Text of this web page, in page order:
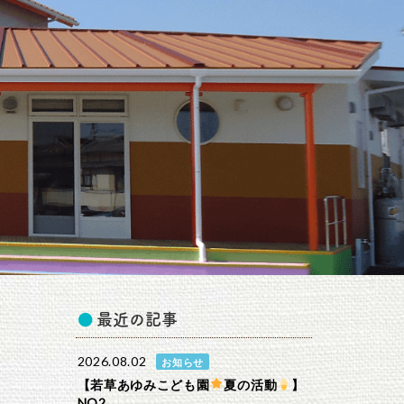
最近の記事
2026.08.02 お知らせ
【若草あゆみこども園 夏の活動
】